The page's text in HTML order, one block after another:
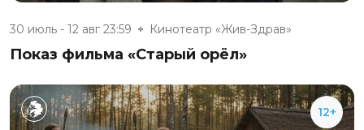
30 июль - 12 авг 23:59 Кинотеатр «Жив-Здрав»
Показ фильма «Старый орёл»
12+